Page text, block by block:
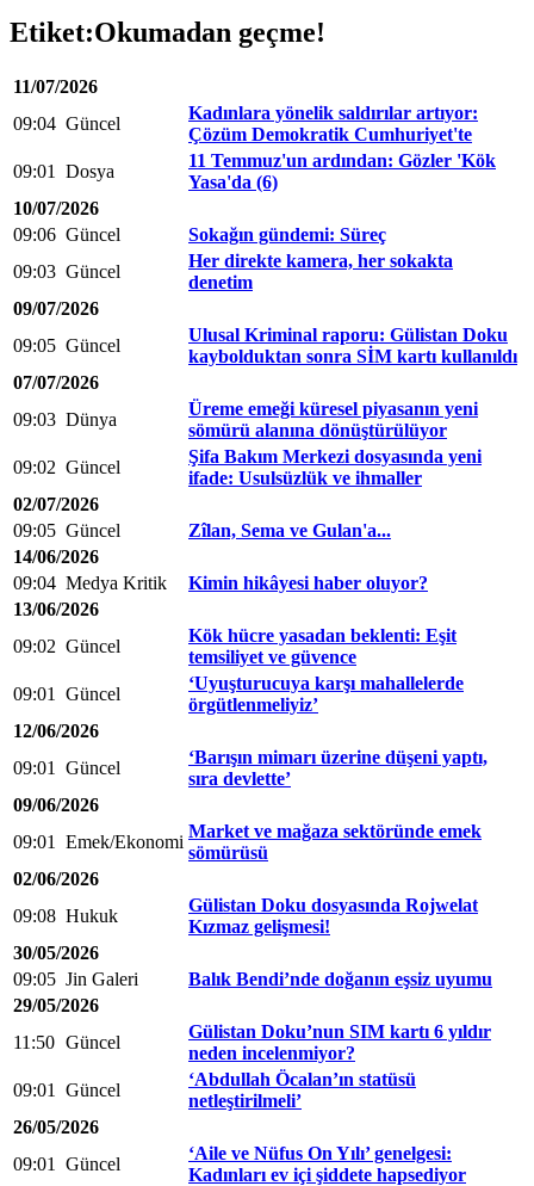
Etiket:Okumadan geçme!
11/07/2026
09:04 Güncel
Kadınlara yönelik saldırılar artıyor:
Çözüm Demokratik Cumhuriyet'te
09:01
Dosya
11 Temmuz'un ardından: Gözler 'Kök
Yasa'da (6)
10/07/2026
09:06 Güncel
Sokağın gündemi: Süreç
09:03 Güncel
Her direkte kamera, her sokakta
denetim
09/07/2026
09:05 Güncel
Ulusal Kriminal raporu: Gülistan Doku
kaybolduktan sonra SİM kartı kullanıldı
07/07/2026
09:03 Dünya
Üreme emeği küresel piyasanın yeni
sömürü alanına dönüştürülüyor
09:02 Güncel
Şifa Bakım Merkezi dosyasında yeni
ifade: Usulsüzlük ve ihmaller
02/07/2026
09:05 Güncel
Zîlan, Sema ve Gulan'a...
14/06/2026
09:04 Medya Kritik
Kimin hikâyesi haber oluyor?
13/06/2026
09:02 Güncel
Kök hücre yasadan beklenti: Eşit
temsiliyet ve güvence
09:01
Güncel
‘Uyuşturucuya karşı mahallelerde
örgütlenmeliyiz’
12/06/2026
09:01
Güncel
‘Barışın mimarı üzerine düşeni yaptı,
sıra devlette’
09/06/2026
09:01
Emek/Ekonomi
Market ve mağaza sektöründe emek
sömürüsü
02/06/2026
09:08 Hukuk
Gülistan Doku dosyasında Rojwelat
Kızmaz gelişmesi!
30/05/2026
09:05 Jin Galeri
Balık Bendi’nde doğanın eşsiz uyumu
29/05/2026
11:50 Güncel
Gülistan Doku’nun SIM kartı 6 yıldır
neden incelenmiyor?
09:01
Güncel
‘Abdullah Öcalan’ın statüsü
netleştirilmeli’
26/05/2026
09:01
Güncel
‘Aile ve Nüfus On Yılı’ genelgesi:
Kadınları ev içi şiddete hapsediyor